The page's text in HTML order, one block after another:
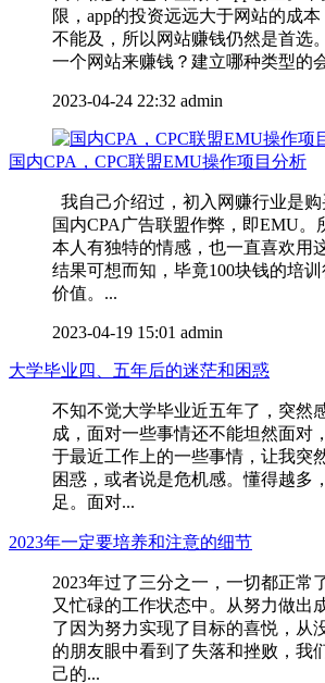
限，app的投资远远大于网站的成
不能及，所以网站赚钱仍然是首选
一个网站来赚钱？建立哪种类型的
2023-04-24 22:32 admin
国内CPA，CPC联盟EMU操作项目分析
我自己介绍过，初入网赚行业是
国内CPA广告联盟作弊，即EMU。
本人有独特的情感，也一直喜欢用
结果可想而知，毕竟100块钱的培
价值。...
2023-04-19 15:01 admin
大学毕业四、五年后的迷茫和困惑
不知不觉大学毕业近五年了，突然
成，面对一些事情还不能坦然面对
于最近工作上的一些事情，让我突
困惑，或者说是危机感。懂得越多
足。面对...
2023年一定要培养和注意的细节
2023年过了三分之一，一切都正常
又忙碌的工作状态中。从努力做出
了因为努力实现了目标的喜悦，从
的朋友眼中看到了失落和挫败，我
己的...